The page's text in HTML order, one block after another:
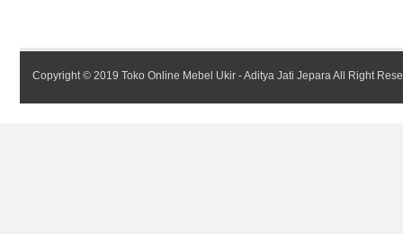
Copyright © 2019 Toko Online Mebel Ukir - Aditya Jati Jepara All Right